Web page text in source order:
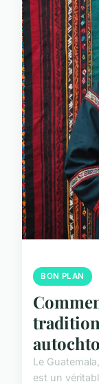
BON PLAN
Le
est un